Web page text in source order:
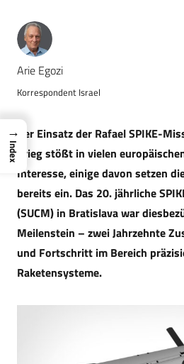
Arie Egozi
Korrespondent Israel
Der Einsatz der Rafael SPIKE-
Krieg stößt in vielen
Interesse, einige davon setzen
bereits ein. Das 20. jährliche
(SUCM) in Bratislava war
Meilenstein – zwei Jahrzehnte
und Fortschritt im Bereich
Raketensysteme.
→
Index